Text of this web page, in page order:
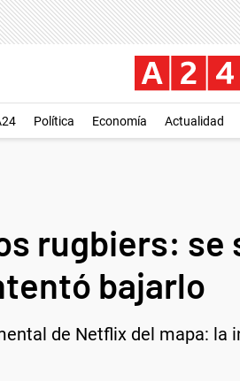
Política Economía Actualidad
rugbiers: se
bajarlo
de Netflix del mapa: